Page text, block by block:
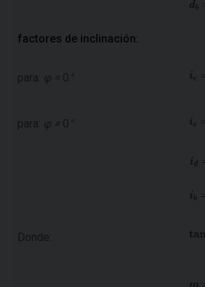
factores de inclinación:
para: φ = 0
para: φ ≠ 0
Donde: